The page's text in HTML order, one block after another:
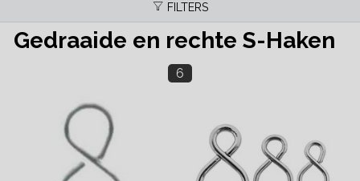
FILTERS
Gedraaide en rechte S-Haken
6